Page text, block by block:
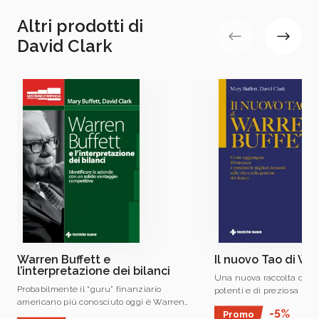
Altri prodotti di
David Clark
Warren Buffett e
l’interpretazione dei bilanci
Probabilmente il “guru” finanziario
americano più conosciuto oggi è Warren
Il nuovo Tao di
Una nuova raccolta di
potenti e di preziosa
sull’evoluzione degli
Promo
-5%